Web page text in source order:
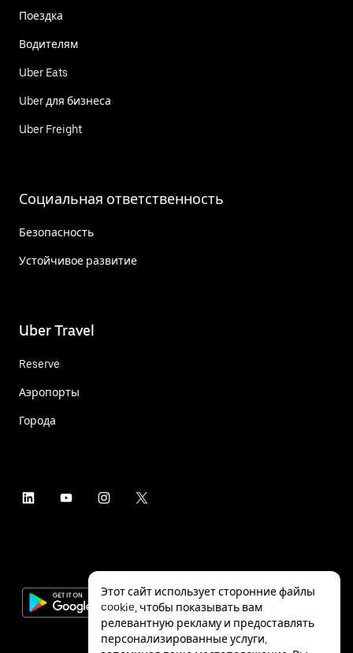
Поездка
Водителям
Uber Eats
Uber для бизнеса
Uber Freight
Социальная ответственность
Безопасность
Устойчивое развитие
Uber Travel
Reserve
Аэропорты
Города
Этот сайт использует сторонние файлы
cookie, чтобы показывать вам
релевантную рекламу и предоставлять
персонализированные услуги,